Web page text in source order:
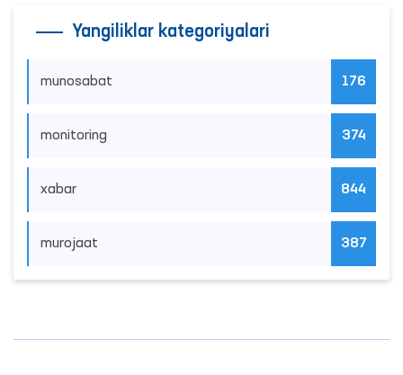
Yangiliklar kategoriyalari
munosabat 176
monitoring 374
xabar 844
murojaat 387